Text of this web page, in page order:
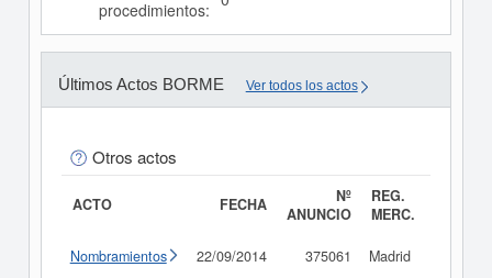
procedimientos:
Últimos Actos BORME Ver todos los actos
Otros actos
ACTO FECHA
Nº
ANUNCIO
REG.
MERC.
Nombramientos 22/09/2014 375061 Madrid